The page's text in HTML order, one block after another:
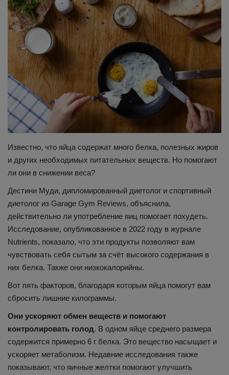
Здоровье
Наука и открытия
Известно, что яйца содержат много белка, полезных жиров
и других необходимых питательных веществ. Но помогают
ли они в снижении веса?
Дестини Муди, дипломированный диетолог и спортивный
диетолог из Garage Gym Reviews, объяснила,
действительно ли употребление яиц помогает похудеть.
Исследование, опубликованное в 2022 году в журнале
Nutrients, показало, что эти продукты позволяют вам
чувствовать себя сытым за счёт высокого содержания в
них белка. Также они низкокалорийны.
Вот пять факторов, благодаря которым яйца помогут вам
сбросить лишние килограммы.
Они ускоряют обмен веществ и помогают
контролировать голод. В одном яйце среднего размера
содержится примерно 6 г белка. Это вещество насыщает и
ускоряет метаболизм. Недавние исследования также
показывают, что яичные желтки помогают улучшить